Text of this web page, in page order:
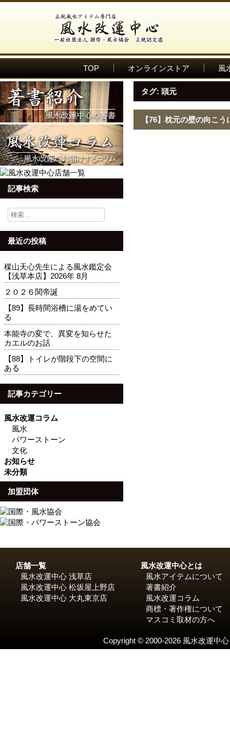
TOP オンラインストア 風
記事検索
検
索:
最近の投稿
楳山天心先生による風水鑑定会
【浅草本店】2026年 8月
２０２６関帝誕
【89】長時間浴槽に湯をめてい
る
本能寺の変で、異変を知らせた
カエルのお話
【88】トイレが階段下の空間に
ある
記事カテゴリー
風水改運コラム
風水
パワーストーン
文化
お知らせ
未分類
加盟団体
タグ:頭元
【76】枕元の壁の向こ
店舗一覧
風水改運中心 浅草店
風水改運中心 松坂屋上野店
風水改運中心 大丸東京店
風水改運中心とは
風水アイテムについて
著書紹介
風水改運コラム
商標・著作権について
マスコミ取材の方へ
Copyright © 2000-2026 風水改運中